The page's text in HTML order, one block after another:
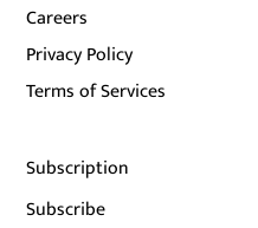
Careers
Privacy Policy
Terms of Services
Subscription
Subscribe